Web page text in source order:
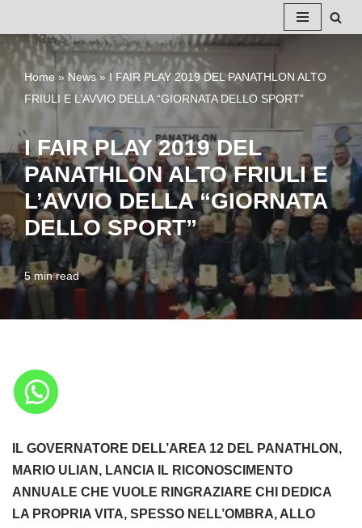
Vai
contenuto
Home » News» I FAIR PLAY 2019 DEL PANATHLON ALTO
FRIULI E L’AVVIO DELLA “GIORNATA DELLO SPORT”
I FAIR PLAY 2019 DEL
PANATHLON ALTO FRIULI E
L’AVVIO DELLA “GIORNATA
DELLO SPORT”
5 min read
IL GOVERNATORE DELL’AREA 12 DEL PANATHLON,
MARIO ULIAN, LANCIA IL RICONOSCIMENTO
ANNUALE CHE VUOLE RINGRAZIARE CHI DEDICA
LA PROPRIA VITA, SPESSO NELL’OMBRA, ALLO